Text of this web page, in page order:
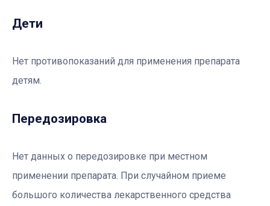
Дети
Нет противопоказаний для применения препарата
детям.
Передозировка
Нет данных о передозировке при местном
применении препарата. При случайном приеме
большого количества лекарственного средства